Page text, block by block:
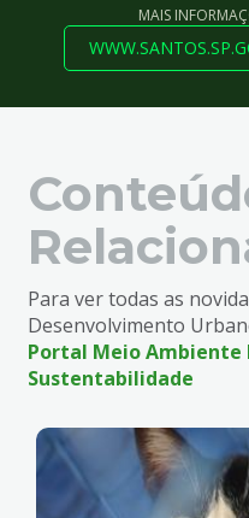
MAIS
Para ver todas as
Desenvolvimento
Portal Meio Ambiente
Sustentabilidade